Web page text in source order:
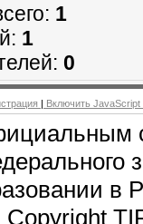
1
1
0
| Включить JavaScript
в
Copyright